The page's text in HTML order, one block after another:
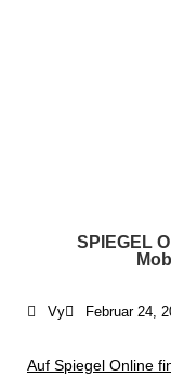
SPIEGEL
Vy Februar 24,
Auf Spiegel Online
Impressum
+49 30